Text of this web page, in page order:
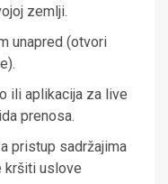
zemlji.
unapred (otvori
ili aplikacija za live
prenosa.
pristup sadržajima
kršiti uslove